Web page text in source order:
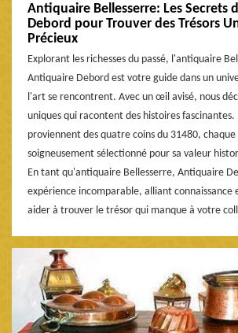
Antiquaire Bellesserre: Les Secrets
Debord pour Trouver des Trésors
Précieux
Explorant les richesses du passé, l'antiquaire
Antiquaire Debord est votre guide dans un
l'art se rencontrent. Avec un œil avisé, nous
uniques qui racontent des histoires fascinantes.
proviennent des quatre coins du 31480,
soigneusement sélectionné pour sa valeur
En tant qu'antiquaire Bellesserre, Antiquaire
expérience incomparable, alliant connaissance
aider à trouver le trésor qui manque à votre